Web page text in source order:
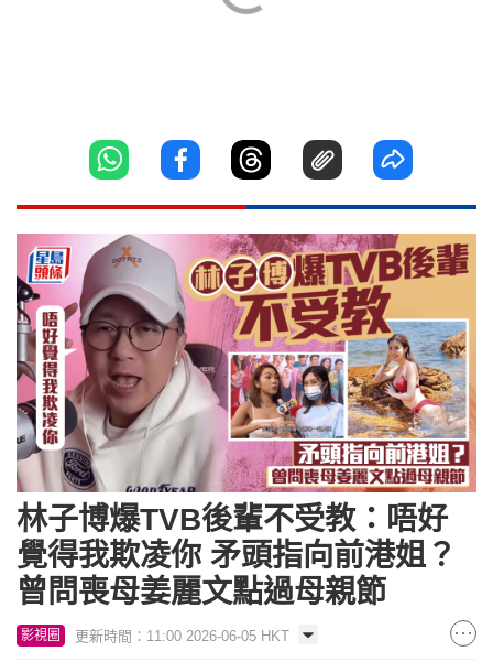
林子博爆TVB後輩不受教：唔好
覺得我欺凌你 矛頭指向前港姐？
曾問喪母姜麗文點過母親節
影視圈 更新時間：11:00 2026-06-05 HKT